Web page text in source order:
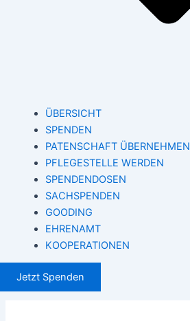
ÜBERSICHT
SPENDEN
PATENSCHAFT ÜBERNEHMEN
PFLEGESTELLE WERDEN
SPENDENDOSEN
SACHSPENDEN
GOODING
EHRENAMT
KOOPERATIONEN
Jetzt Spenden